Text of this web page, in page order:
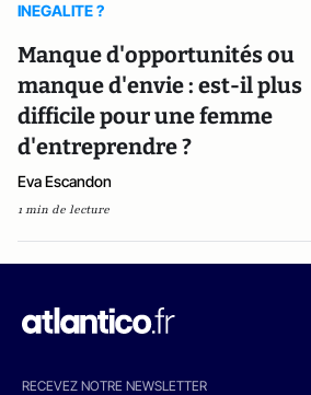
INEGALITE ?
Manque d'opportunités ou
manque d'envie : est-il plus
difficile pour une femme
d'entreprendre ?
Eva Escandon
1 min de lecture
RECEVEZ NOTRE NEWSLETTER